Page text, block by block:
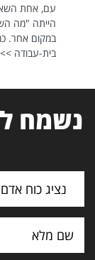
עם, אחת
הייתה "מה
במקום אחר.
בית-עבודה
נשמח
נציג כוח אדם